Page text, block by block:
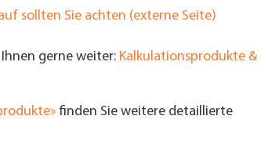
sollten Sie achten (externe Seite)
gerne weiter: Kalkulationsprodukte &
finden Sie weitere detaillierte